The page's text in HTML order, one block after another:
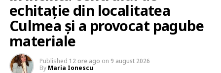
echitație din localitatea
Culmea și a provocat pagube
materiale
Published 12 ore ago on 9 august 2026
By Maria Ionescu